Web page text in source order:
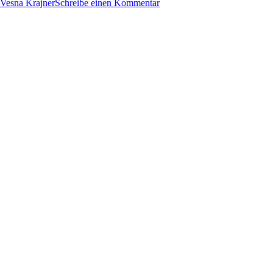
Vesna KrajnerSchreibe einen KommentarRossmann